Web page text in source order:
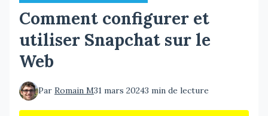
Comment configurer et
utiliser Snapchat sur le
Web
Par Romain M31 mars 20243 min de lecture